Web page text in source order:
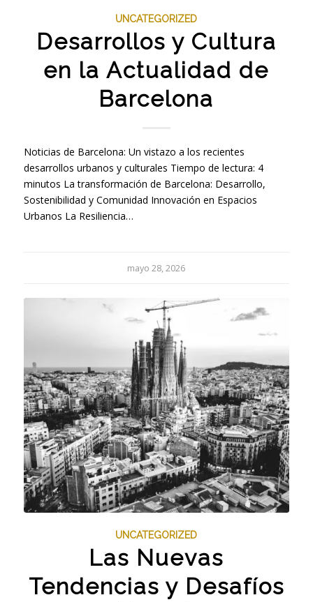
UNCATEGORIZED
Desarrollos y Cultura
en la Actualidad de
Barcelona
Noticias de Barcelona: Un vistazo a los recientes
desarrollos urbanos y culturales Tiempo de lectura: 4
minutos La transformación de Barcelona: Desarrollo,
Sostenibilidad y Comunidad Innovación en Espacios
Urbanos La Resiliencia…
mayo 28, 2026
UNCATEGORIZED
Las Nuevas
Tendencias y Desafíos